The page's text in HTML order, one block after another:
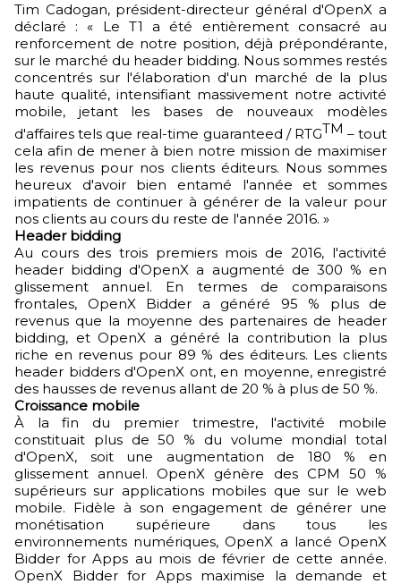
Tim Cadogan, président-directeur général d'OpenX a
déclaré : « Le T1 a été entièrement consacré au
renforcement de notre position, déjà prépondérante,
sur le marché du header bidding. Nous sommes restés
concentrés sur l'élaboration d'un marché de la plus
haute qualité, intensifiant massivement notre activité
mobile, jetant les bases de nouveaux modèles
d'affaires tels que real-time guaranteed / RTGTM – tout
cela afin de mener à bien notre mission de maximiser
les revenus pour nos clients éditeurs. Nous sommes
heureux d'avoir bien entamé l'année et sommes
impatients de continuer à générer de la valeur pour
nos clients au cours du reste de l'année 2016. »
Header bidding
Au cours des trois premiers mois de 2016, l'activité
header bidding d'OpenX a augmenté de 300 % en
glissement annuel. En termes de comparaisons
frontales, OpenX Bidder a généré 95 % plus de
revenus que la moyenne des partenaires de header
bidding, et OpenX a généré la contribution la plus
riche en revenus pour 89 % des éditeurs. Les clients
header bidders d'OpenX ont, en moyenne, enregistré
des hausses de revenus allant de 20 % à plus de 50 %.
Croissance mobile
À la fin du premier trimestre, l'activité mobile
constituait plus de 50 % du volume mondial total
d'OpenX, soit une augmentation de 180 % en
glissement annuel. OpenX génère des CPM 50 %
supérieurs sur applications mobiles que sur le web
mobile. Fidèle à son engagement de générer une
monétisation supérieure dans tous les
environnements numériques, OpenX a lancé OpenX
Bidder for Apps au mois de février de cette année.
OpenX Bidder for Apps maximise la demande et